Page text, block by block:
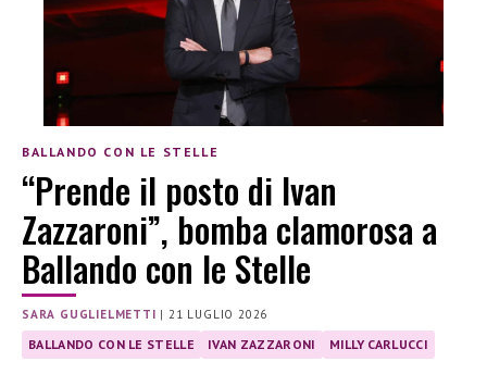
BALLANDO CON LE STELLE
“Prende il posto di Ivan
Zazzaroni”, bomba clamorosa a
Ballando con le Stelle
SARA GUGLIELMETTI | 21 LUGLIO 2026
BALLANDO CON LE STELLE IVAN ZAZZARONI MILLY CARLUCCI